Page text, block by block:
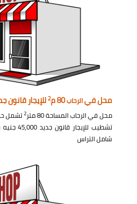
محل فيالرحاب80 م 2للإيجار قانون جديد
محل في الرحاب المساحة 80 متر 2تشمل
تشطيب
شامل التراس